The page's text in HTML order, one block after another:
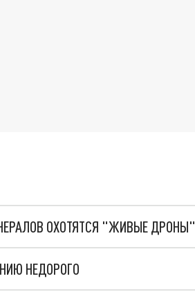
ОХОТЯТСЯ "ЖИВЫЕ ДРОНЫ"
НЕДОРОГО